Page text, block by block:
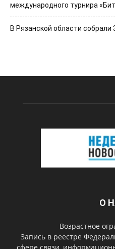
международного турнира
В Рязанской области собрали
О
Возрастное
Запись в реестре